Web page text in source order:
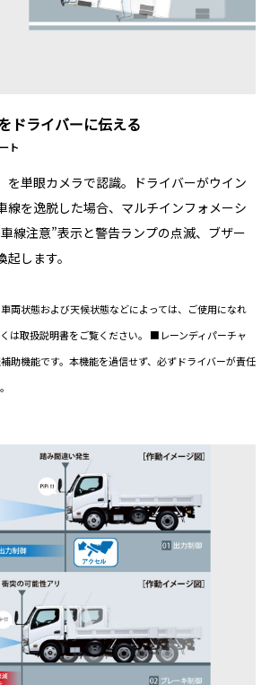
ドライバーに伝える
ト
を単眼カメラで認識。ドライバーがウイン
線を逸脱した場合、マルチインフォメーシ
線注意”表示と警告ランプの点滅、ブザー
します。
両状態および天候状態などによっては、ご使用になれ
は取扱説明書をご覧ください。 ■レーンディパーチャ
助機能です。本機能を過信せず、必ずドライバーが責任